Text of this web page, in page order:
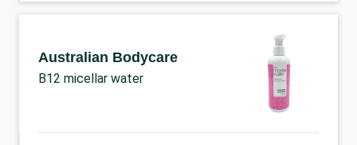
Australian Bodycare
B12 micellar water